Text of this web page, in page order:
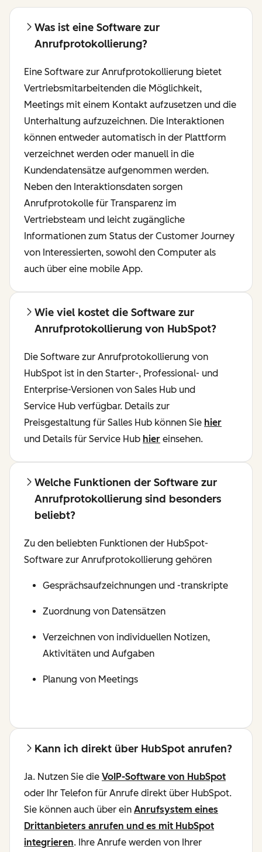
Was ist eine Software zur
Anrufprotokollierung?
Eine Software zur Anrufprotokollierung bietet
Vertriebsmitarbeitenden die Möglichkeit,
Meetings mit einem Kontakt aufzusetzen und die
Unterhaltung aufzuzeichnen. Die Interaktionen
können entweder automatisch in der Plattform
verzeichnet werden oder manuell in die
Kundendatensätze aufgenommen werden.
Neben den Interaktionsdaten sorgen
Anrufprotokolle für Transparenz im
Vertriebsteam und leicht zugängliche
Informationen zum Status der Customer Journey
von Interessierten, sowohl den Computer als
auch über eine mobile App.
Wie viel kostet die Software zur
Anrufprotokollierung von HubSpot?
Die Software zur Anrufprotokollierung von
HubSpot ist in den Starter-, Professional- und
Enterprise-Versionen von Sales Hub und
Service Hub verfügbar. Details zur
Preisgestaltung für Salles Hub können Sie hier
und Details für Service Hub hier einsehen.
Welche Funktionen der Software zur
Anrufprotokollierung sind besonders
beliebt?
Zu den beliebten Funktionen der HubSpot-
Software zur Anrufprotokollierung gehören
Gesprächsaufzeichnungen und -transkripte
Zuordnung von Datensätzen
Verzeichnen von individuellen Notizen,
Aktivitäten und Aufgaben
Planung von Meetings
Kann ich direkt über HubSpot anrufen?
Ja. Nutzen Sie die VoIP-Software von HubSpot
oder Ihr Telefon für Anrufe direkt über HubSpot.
Sie können auch über ein Anrufsystem eines
Drittanbieters anrufen und es mit HubSpot
integrieren. Ihre Anrufe werden von Ihrer